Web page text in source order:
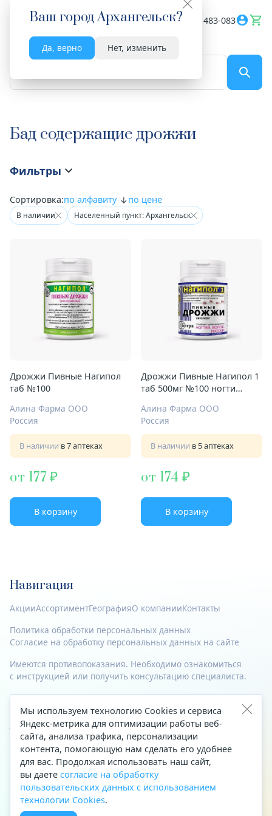
Ваш городАрхангельск?
Да, верно Нет, изменить
Весь сайт 8182 483-083
Бад содержащие дрожжи
Фильтры
Сортировка:по алфавиту по цене
В наличии Населенный пункт: Архангельск
Дрожжи Пивные Нагипол
таб №100
Алина Фарма ООО
Россия
В наличии в 7 аптеках
от 177
В корзину
Дрожжи Пивные Нагипол 1
таб 500мг №100 ногти
Алина Фарма ООО
Россия
В наличии в 5 аптеках
от 174
В корзину
Навигация
АкцииАссортиментГеографияО компанииКонтакты
Политика обработки персональных данных
Согласие на обработку персональных данных на сайте
Имеются противопоказания. Необходимо ознакомиться
с инструкцией или получить консультацию специалиста.
© 2023—2026 Все права защищены.
Адрес
Архангельск, ул. Папанина, д. 19 (вход в здание со стороны
автоцентра «Тойота»)
Приемная Генерального директора
Телефон
+7 (8182) 63-60-31
Факс
+7 (8182) 68-66-71
Мы используем технологию Cookies и сервиса
Яндекс-метрика для оптимизации работы веб-
сайта, анализа трафика, персонализации
контента, помогающую нам сделать его удобнее
для вас. Продолжая использовать наш сайт,
вы даете согласие на обработку
пользовательских данных с использованием
технологии Cookies.